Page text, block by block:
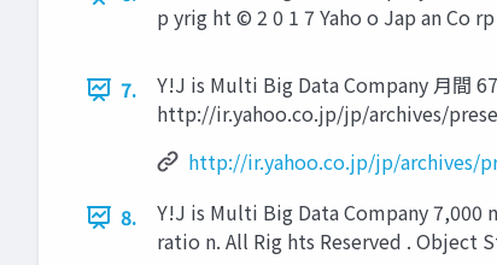
p yrig ht © 2 0 1 7 Yaho o Jap an Co
7.
Y!J is Multi Big Data Company 月間
http://ir.yahoo.co.jp/jp/archives/
http://ir.yahoo.co.jp/jp/archives/
8.
Y!J is Multi Big Data Company 7,000
ratio n. All Rig hts Reserved . Object